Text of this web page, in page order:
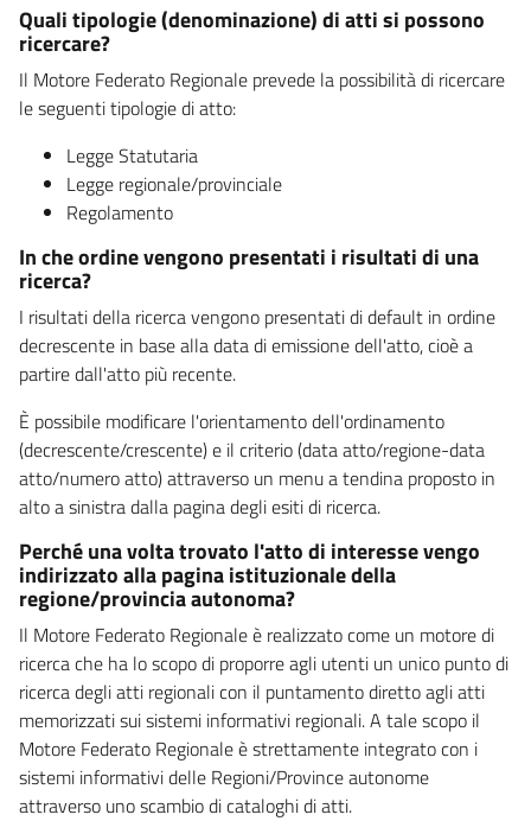
Quali tipologie (denominazione) di atti si possono
ricercare?
Il Motore Federato Regionale prevede la possibilità di ricercare
le seguenti tipologie di atto:
Legge Statutaria
Legge regionale/provinciale
Regolamento
In che ordine vengono presentati i risultati di una
ricerca?
I risultati della ricerca vengono presentati di default in ordine
decrescente in base alla data di emissione dell'atto, cioè a
partire dall'atto più recente.
È possibile modificare l'orientamento dell'ordinamento
(decrescente/crescente) e il criterio (data atto/regione-data
atto/numero atto) attraverso un menu a tendina proposto in
alto a sinistra dalla pagina degli esiti di ricerca.
Perché una volta trovato l'atto di interesse vengo
indirizzato alla pagina istituzionale della
regione/provincia autonoma?
Il Motore Federato Regionale è realizzato come un motore di
ricerca che ha lo scopo di proporre agli utenti un unico punto di
ricerca degli atti regionali con il puntamento diretto agli atti
memorizzati sui sistemi informativi regionali. A tale scopo il
Motore Federato Regionale è strettamente integrato con i
sistemi informativi delle Regioni/Province autonome
attraverso uno scambio di cataloghi di atti.